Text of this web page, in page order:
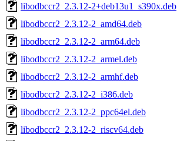
libodbccr2_2.3.12-2+deb13u1_s390x.deb
libodbccr2_2.3.12-2_amd64.deb
libodbccr2_2.3.12-2_arm64.deb
libodbccr2_2.3.12-2_armel.deb
libodbccr2_2.3.12-2_armhf.deb
libodbccr2_2.3.12-2_i386.deb
libodbccr2_2.3.12-2_ppc64el.deb
libodbccr2_2.3.12-2_riscv64.deb